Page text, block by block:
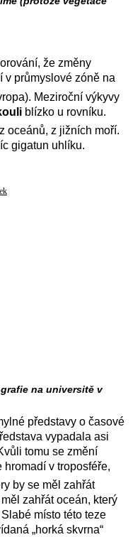
že změny
v průmyslové zóně na
Meziroční výkyvy
blízko u rovníku.
oceánů, z jižních moří.
gigatun uhlíku.
na universitě v
představy o časové
vypadala asi
tomu se změní
hromadí v troposféře,
by se měl zahřát
zahřát oceán, který
místo této teze
„horká skvrna“